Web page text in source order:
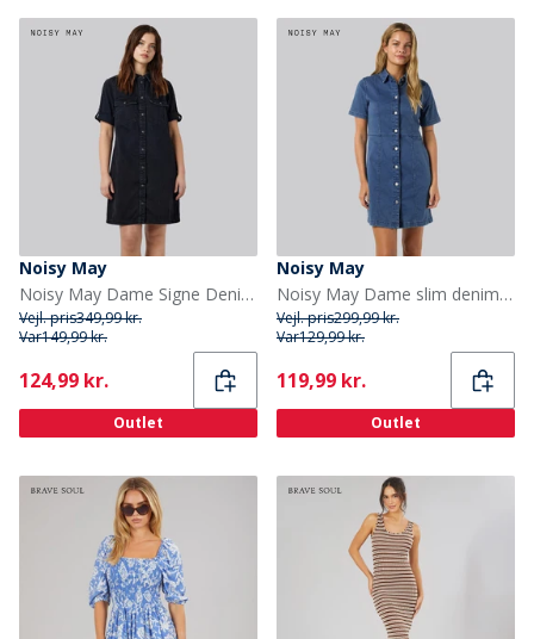
Noisy May
Noisy May Dame Signe Denim Kjole Sort
Vejl. pris349,99 kr.
Var149,99 kr.
Current
124,99 kr.
Outlet
Noisy May
Noisy May Dame slim denim kjole Medium Blue Denim
Vejl. pris299,99 kr.
Var129,99 kr.
Current
119,99 kr.
Outlet